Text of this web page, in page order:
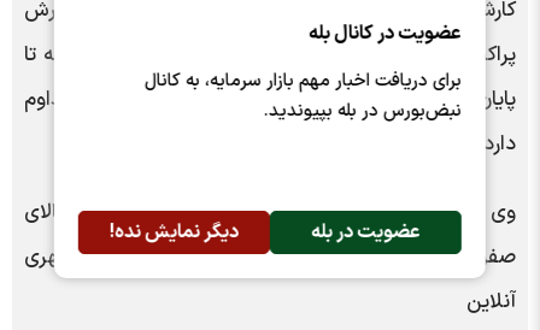
عضویت در کانال بله
برای دریافت اخبار مهم بازار سرمایه، به کانال
نبض‌بورس در بله بپیوندید.
عضویت در بله دیگر نمایش نده!
کارشناس سازمان هواشناسی افزود: تهران امروز گاهی بارش
پراکنده دارد. و فردا بارش های پایتخت رگباری می‌شود که تا
پایان هفته این بارش‌ها با شدت و ضعف در تهران تداوم
دارد.
وی افزود: بیشینه دمای پایتخت امروز به ۲۰ درجه بالای
صفر می رسد وهوای تهران از فردا سرد می‌شود./همشهری
آنلاین